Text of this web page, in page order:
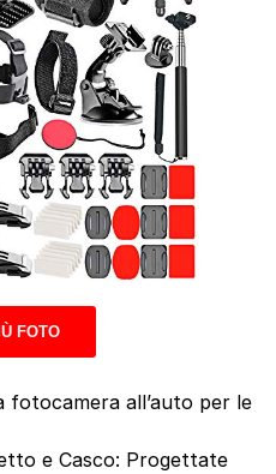
FOTO
fotocamera all’auto per le
e Casco: Progettate